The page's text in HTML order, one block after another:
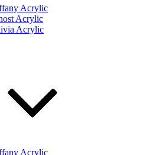
Acrylic
Acrylic
Acrylic
Acrylic